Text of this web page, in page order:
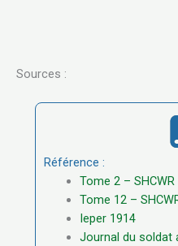
Sources :
Référence :
Tome 2 – SHCWR
Tome 12 –
Ieper 1914
Journal du soldat